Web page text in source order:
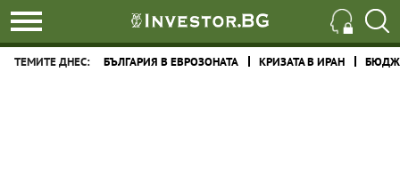
ТЕМИТЕ ДНЕС: БЪЛГАРИЯ В ЕВРОЗОНАТА КРИЗАТА В ИРАН